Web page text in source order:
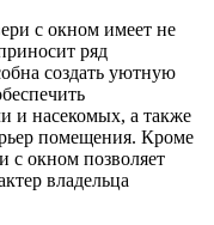
с окном имеет не
ряд
создать уютную
и насекомых, а также
помещения. Кроме
с окном позволяет
владельца